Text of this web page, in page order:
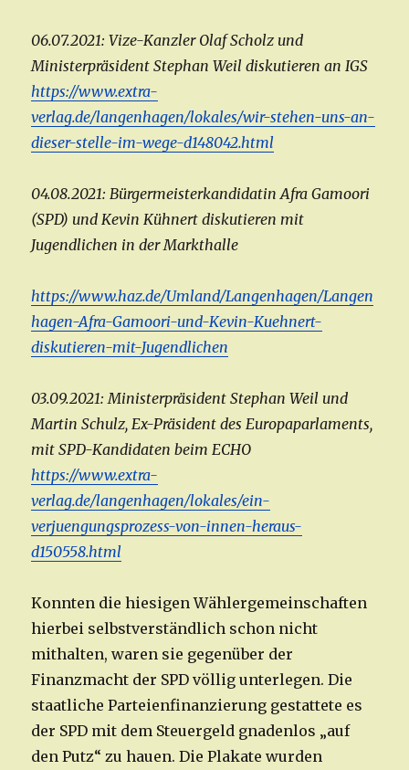
06.07.2021: Vize-Kanzler Olaf Scholz und
Ministerpräsident Stephan Weil diskutieren an IGS
https://www.extra-
verlag.de/langenhagen/lokales/wir-stehen-uns-an-
dieser-stelle-im-wege-d148042.html
04.08.2021: Bürgermeisterkandidatin Afra Gamoori
(SPD) und Kevin Kühnert diskutieren mit
Jugendlichen in der Markthalle
https://www.haz.de/Umland/Langenhagen/Langen
hagen-Afra-Gamoori-und-Kevin-Kuehnert-
diskutieren-mit-Jugendlichen
03.09.2021: Ministerpräsident Stephan Weil und
Martin Schulz, Ex-Präsident des Europaparlaments,
mit SPD-Kandidaten beim ECHO
https://www.extra-
verlag.de/langenhagen/lokales/ein-
verjuengungsprozess-von-innen-heraus-
d150558.html
Konnten die hiesigen Wählergemeinschaften
hierbei selbstverständlich schon nicht
mithalten, waren sie gegenüber der
Finanzmacht der SPD völlig unterlegen. Die
staatliche Parteienfinanzierung gestattete es
der SPD mit dem Steuergeld gnadenlos „auf
den Putz“ zu hauen. Die Plakate wurden